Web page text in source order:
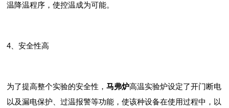
温降温程序，使控温成为可能。
4、安全性高
为了提高整个实验的安全性，马弗炉高温实验炉设定了开门断电
以及漏电保护、过温报警等功能，使该种设备在使用过程中，以